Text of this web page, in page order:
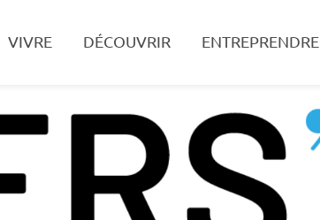
VIVRE DÉCOUVRIR ENTREPRENDRE
Recherche